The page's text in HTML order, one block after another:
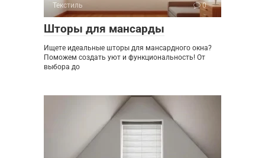
Текстиль 0
Шторы для мансарды
Ищете идеальные шторы для мансардного окна?
Поможем создать уют и функциональность! От
выбора до